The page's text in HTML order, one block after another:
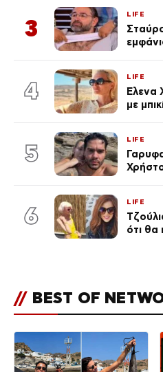
εκ. likes
3
LIFE
4
LIFE
Έλενα
με
5
LIFE
6
LIFE
ότι θα
// BEST OF